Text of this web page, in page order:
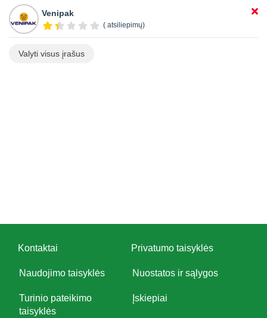
Venipak
( atsiliepimų)
Valyti visus įrašus
Kontaktai Privatumo taisyklės
Naudojimo taisyklės Nuostatos ir sąlygos
Turinio pateikimo
taisyklės
Įskiepiai